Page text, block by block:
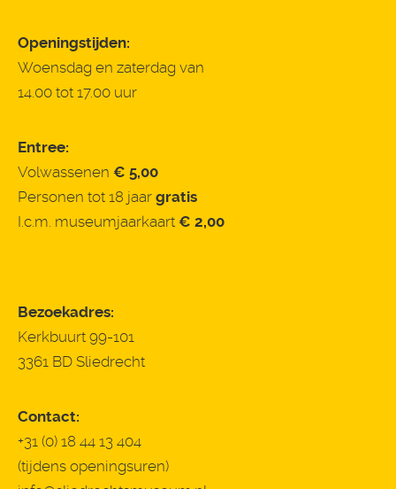
Openingstijden:
Woensdag en zaterdag van
14.00 tot 17.00 uur
Entree:
Volwassenen € 5,00
Personen tot 18 jaar gratis
I.c.m. museumjaarkaart € 2,00
Bezoekadres:
Kerkbuurt 99-101
3361 BD Sliedrecht
Contact:
+31 (0) 18 44 13 404
(tijdens openingsuren)